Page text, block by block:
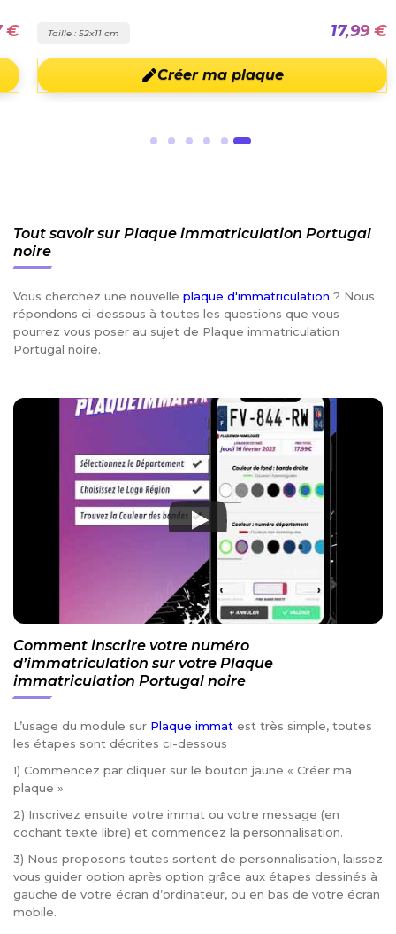
€ Taille : 52x11 cm 17,99 €
Créer ma plaque
Tout savoir sur Plaque immatriculation Portugal
noire
Vous cherchez une nouvelle plaque d'immatriculation ? Nous
répondons ci-dessous à toutes les questions que vous
pourrez vous poser au sujet de Plaque immatriculation
Portugal noire.
Comment inscrire votre numéro
d’immatriculation sur votre Plaque
immatriculation Portugal noire
L’usage du module sur Plaque immat est très simple, toutes
les étapes sont décrites ci-dessous :
1) Commencez par cliquer sur le bouton jaune « Créer ma
plaque »
2) Inscrivez ensuite votre immat ou votre message (en
cochant texte libre) et commencez la personnalisation.
3) Nous proposons toutes sortent de personnalisation, laissez
vous guider option après option grâce aux étapes dessinés à
gauche de votre écran d’ordinateur, ou en bas de votre écran
mobile.